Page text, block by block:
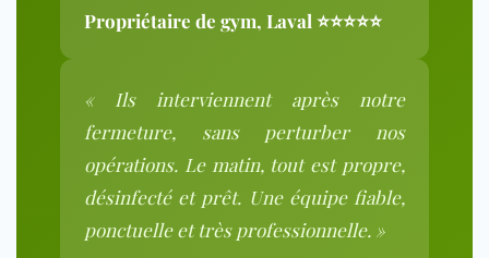
Propriétaire de gym, Laval ⭐⭐⭐⭐⭐
« Ils interviennent après notre
fermeture, sans perturber nos
opérations. Le matin, tout est propre,
désinfecté et prêt. Une équipe fiable,
ponctuelle et très professionnelle. »